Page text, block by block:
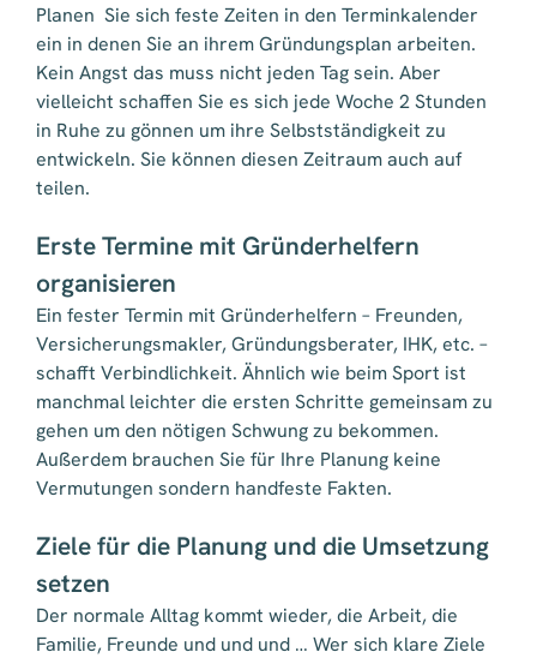
Planen Sie sich feste Zeiten in den Terminkalender
ein in denen Sie an ihrem Gründungsplan arbeiten.
Kein Angst das muss nicht jeden Tag sein. Aber
vielleicht schaffen Sie es sich jede Woche 2 Stunden
in Ruhe zu gönnen um ihre Selbstständigkeit zu
entwickeln. Sie können diesen Zeitraum auch auf
teilen.
Erste Termine mit Gründerhelfern
organisieren
Ein fester Termin mit Gründerhelfern – Freunden,
Versicherungsmakler, Gründungsberater, IHK, etc. –
schafft Verbindlichkeit. Ähnlich wie beim Sport ist
manchmal leichter die ersten Schritte gemeinsam zu
gehen um den nötigen Schwung zu bekommen.
Außerdem brauchen Sie für Ihre Planung keine
Vermutungen sondern handfeste Fakten.
Ziele für die Planung und die Umsetzung
setzen
Der normale Alltag kommt wieder, die Arbeit, die
Familie, Freunde und und und … Wer sich klare Ziele